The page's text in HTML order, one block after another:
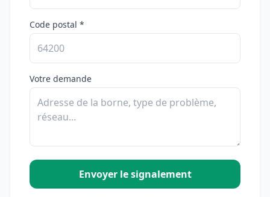
Code postal *
Votre demande
Envoyer le signalement